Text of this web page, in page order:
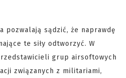
pozwalają sądzić, że naprawdę
te siły odtworzyć. W
grup airsoftowych
związanych z militariami,